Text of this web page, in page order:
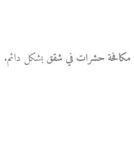
مكافحة حشرات في شققبشكل دائم.